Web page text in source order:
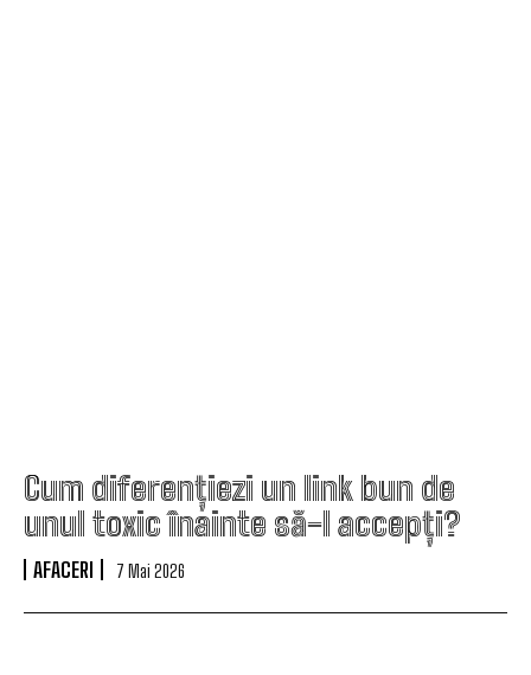
Cum diferențiezi un link bun de
unul toxic înainte să-l accepți?
AFACERI 7 Mai 2026